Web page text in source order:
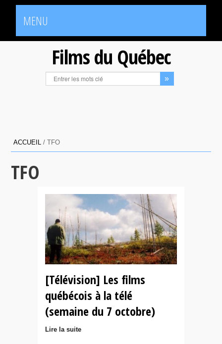
MENU
Films du Québec
ACCUEIL /TFO
TFO
[Télévision] Les films
québécois à la télé
(semaine du 7 octobre)
Lire la suite